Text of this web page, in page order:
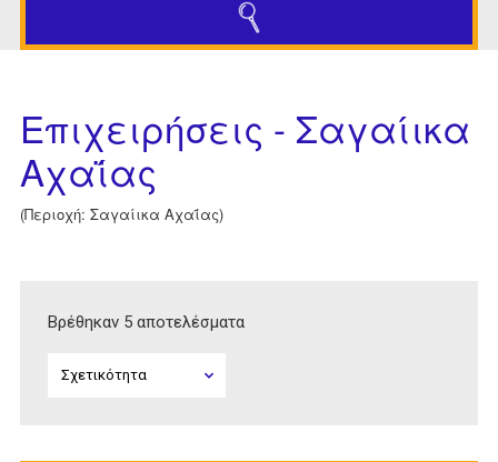
Επιχειρήσεις - Σαγαίικα
Αχαΐας
(Περιοχή: Σαγαίικα Αχαΐας)
Βρέθηκαν 5 αποτελέσματα